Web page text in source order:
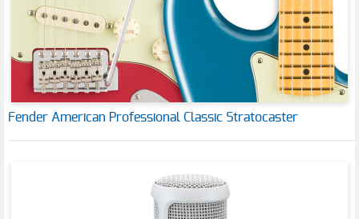
Fender American Professional Classic Stratocaster